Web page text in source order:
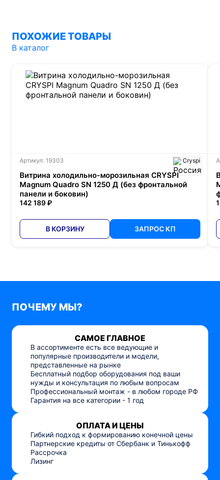
ПОХОЖИЕ ТОВАРЫ
В каталог
Артикул: 19303 Cryspi
Витрина холодильно-морозильная CRYSPI
Magnum Quadro SN 1250 Д (без фронтальной
панели и боковин)
142 189 ₽
В КОРЗИНУ ЗАПРОС КП
ПОЧЕМУ МЫ?
САМОЕ ГЛАВНОЕ
В ассортименте есть все ведующие и
популярные производители и модели,
представленные на рынке
Бесплатный подбор оборудования под ваши
нужды и консультация по любым вопросам
Профессиональный монтаж - в любом городе РФ
Гарантия на все категории - 1 год
ОПЛАТА И ЦЕНЫ
Гибкий подход к формированию конечной цены
Партнерские кредиты от Сбербанк и Тинькофф
Рассрочка
Лизинг